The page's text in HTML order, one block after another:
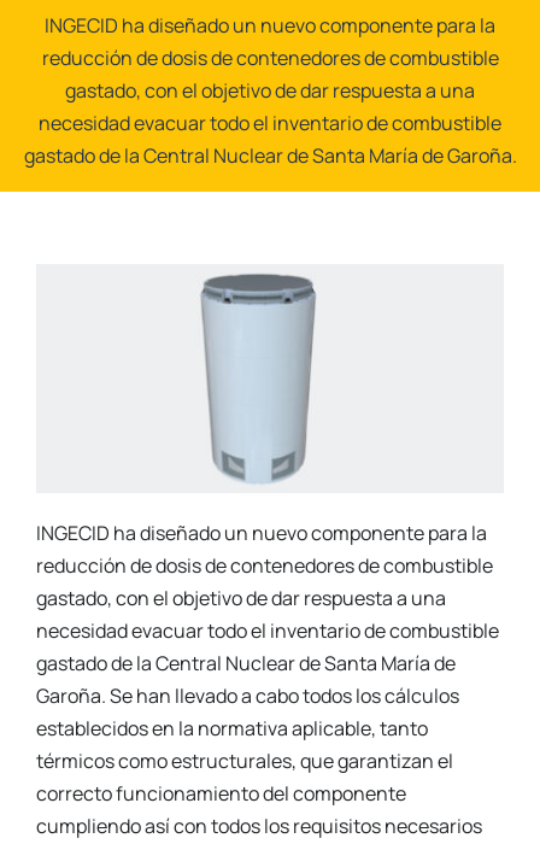
INGECID ha diseñado un nuevo componente para la
reducción de dosis de contenedores de combustible
gastado, con el objetivo de dar respuesta a una
necesidad evacuar todo el inventario de combustible
gastado de la Central Nuclear de Santa María de Garoña.
INGECID ha diseñado un nuevo componente para la
reducción de dosis de contenedores de combustible
gastado, con el objetivo de dar respuesta a una
necesidad evacuar todo el inventario de combustible
gastado de la Central Nuclear de Santa María de
Garoña. Se han llevado a cabo todos los cálculos
establecidos en la normativa aplicable, tanto
térmicos como estructurales, que garantizan el
correcto funcionamiento del componente
cumpliendo así con todos los requisitos necesarios